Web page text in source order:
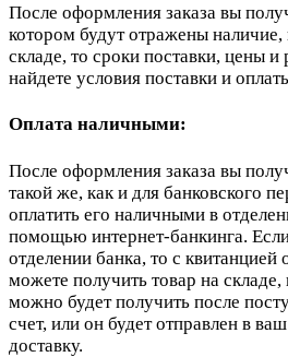
После оформления заказа вы
котором будут отражены наличие,
складе, то сроки поставки, цены
найдете условия поставки и
Оплата наличными:
После оформления заказа вы
такой же, как и для банковского
оплатить его наличными в
помощью интернет-банкинга.
отделении банка, то с квитанцией
можете получить товар на
можно будет получить после
счет, или он будет отправлен в
доставку.